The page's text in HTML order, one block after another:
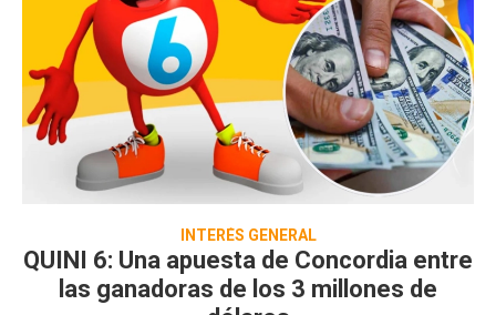
INTERÉS GENERAL
QUINI 6: Una apuesta de Concordia entre
las ganadoras de los 3 millones de